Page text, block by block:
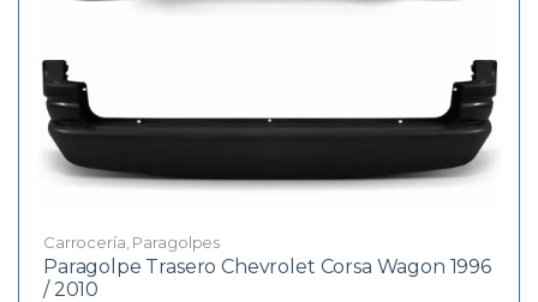
Carrocería Paragolpes
Paragolpe Trasero Chevrolet Corsa Wagon 1996
/ 2010